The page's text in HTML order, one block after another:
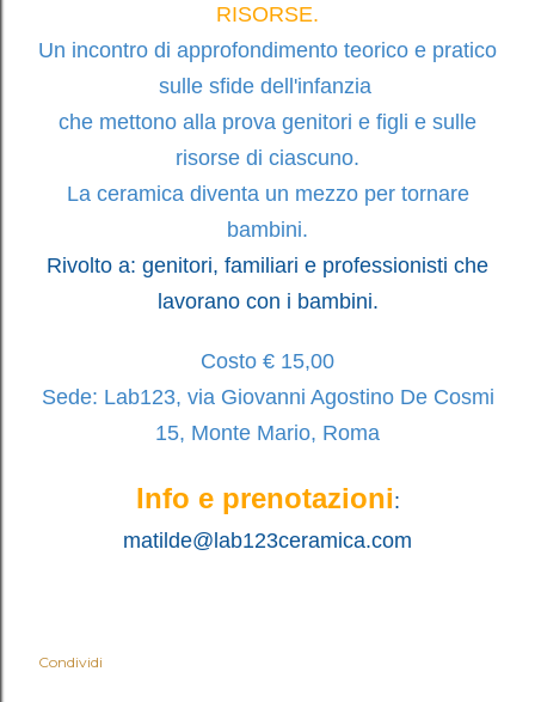
RISORSE.
Un incontro di approfondimento teorico e pratico
sulle sfide dell'infanzia
che mettono alla prova genitori e figli e sulle
risorse di ciascuno.
La ceramica diventa un mezzo per tornare
bambini.
Rivolto a: genitori, familiari e professionisti che
lavorano con i bambini.
Costo € 15,00
Sede: Lab123, via Giovanni Agostino De Cosmi
15, Monte Mario, Roma
Info e prenotazioni:
matilde@lab123ceramica.com
Condividi